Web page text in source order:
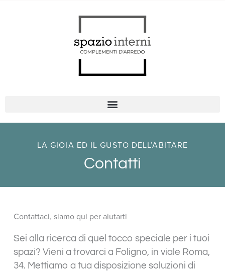
LA GIOIA ED IL GUSTO DELL’ABITARE
Contatti
Contattaci, siamo qui per aiutarti
Sei alla ricerca di quel tocco speciale per i tuoi
spazi? Vieni a trovarci a Foligno, in viale Roma,
34. Mettiamo a tua disposizione soluzioni di